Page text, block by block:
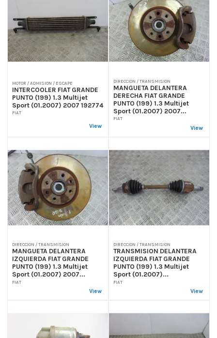
MOTOR / ADMISION / ESCAPE
INTERCOOLER FIAT GRANDE
PUNTO (199) 1.3 Multijet
Sport (01.2007) 2007 192774
FIAT
View
DIRECCION / TRANSMISION
MANGUETA DELANTERA
DERECHA FIAT GRANDE
PUNTO (199) 1.3 Multijet
Sport (01.2007) 2007...
FIAT
View
DIRECCION / TRANSMISION
MANGUETA DELANTERA
IZQUIERDA FIAT GRANDE
PUNTO (199) 1.3 Multijet
Sport (01.2007) 2007...
FIAT
View
DIRECCION / TRANSMISION
TRANSMISION DELANTERA
IZQUIERDA FIAT GRANDE
PUNTO (199) 1.3 Multijet
Sport (01.2007)...
FIAT
View